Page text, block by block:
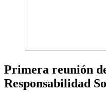
Primera reunión
Responsabilidad